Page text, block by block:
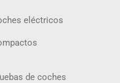
eléctricos
de coches